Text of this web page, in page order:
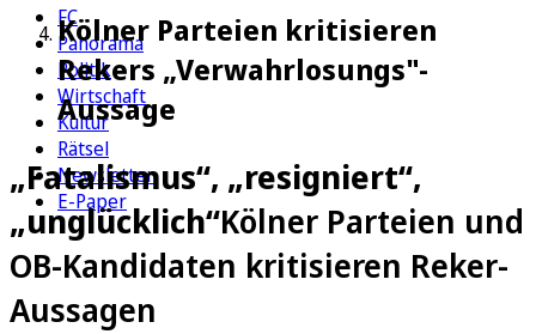
FC
Panorama
Politik
Wirtschaft
Kultur
Rätsel
Newsletter
E-Paper
Kölner Parteien kritisieren
Rekers „Verwahrlosungs"-
Aussage
„Fatalismus“, „resigniert“,
„unglücklich“Kölner Parteien und
OB-Kandidaten kritisieren Reker-
Aussagen